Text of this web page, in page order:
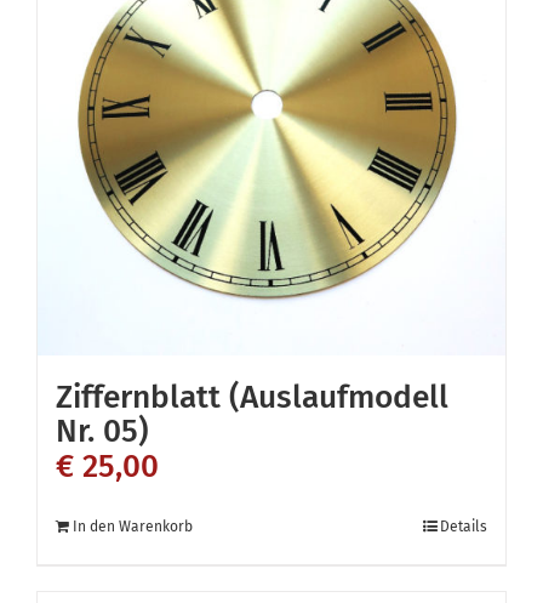
Ziffernblatt (Auslaufmodell
Nr. 05)
€ 25,00
In den Warenkorb Details